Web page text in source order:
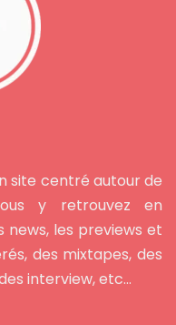
site centré autour de
y retrouvez en
news, les previews et
des mixtapes, des
interview, etc...